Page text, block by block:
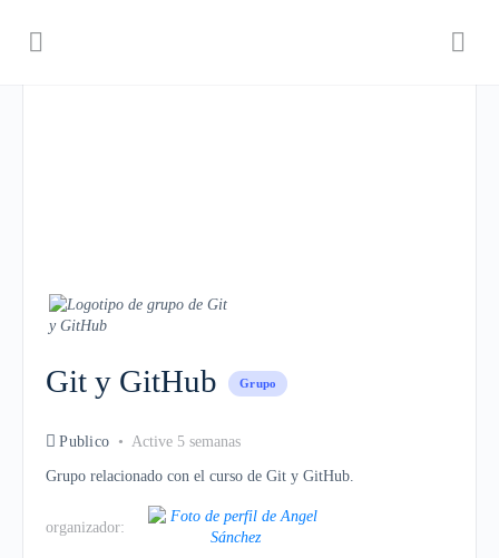
Git y GitHub Grupo
Publico Active 5 semanas
Grupo relacionado con el curso de Git y GitHub.
organizador: